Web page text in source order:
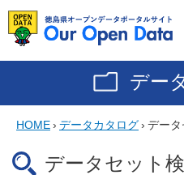
デー
HOME› データカタログ› デー
データセット